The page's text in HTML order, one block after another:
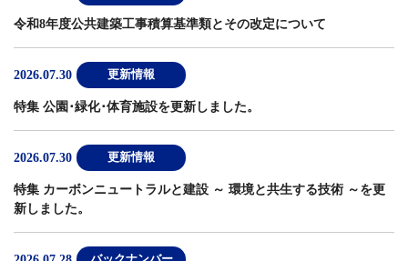
令和8年度公共建築工事積算基準類とその改定について
2026.07.30 更新情報
特集 公園･緑化･体育施設を更新しました。
2026.07.30 更新情報
特集 カーボンニュートラルと建設 ～ 環境と共生する技術 ～ を更
新しました。